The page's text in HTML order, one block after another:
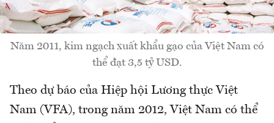
Năm 2011, kim ngạch xuất khẩu gạo của Việt Nam có
thể đạt 3,5 tỷ USD.
Theo dự báo của Hiệp hội Lương thực Việt
Nam (VFA), trong năm 2012, Việt Nam có thể